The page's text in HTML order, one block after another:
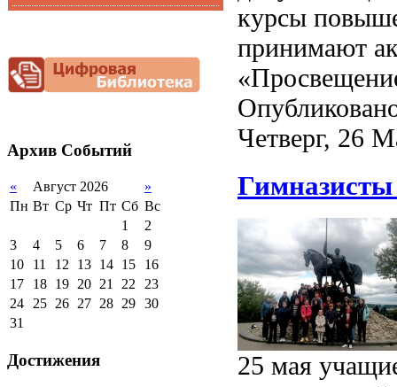
Снижение
документационной
нагрузки
Архив Событий
« Август 2026
»
Пн Вт Ср Чт Пт Сб Вс
1
2
3
4 5 6 7 8
9
10
11 12 13 14 15
16
17
18 19 20 21 22 23
24 25 26 27 28 29 30
31
Достижения
курсы
принимают
Четверг, 26
25 мая